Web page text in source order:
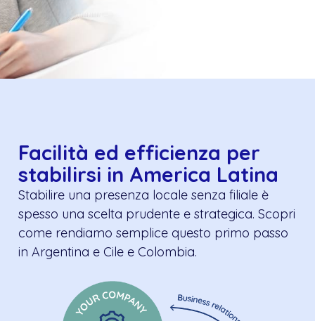
Facilità ed efficienza per
stabilirsi in America Latina
Stabilire una presenza locale senza filiale è
spesso una scelta prudente e strategica. Scopri
come rendiamo semplice questo primo passo
in Argentina e Cile e Colombia.